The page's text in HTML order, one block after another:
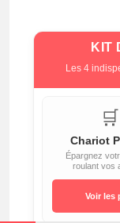
KIT
Les 4
🛒
Chariot
Épargnez
roulant vos
Voir les